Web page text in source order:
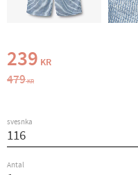
Nedsatt pris:
239 KR
Ordinarie pris:
479KR
svesnka
Antal